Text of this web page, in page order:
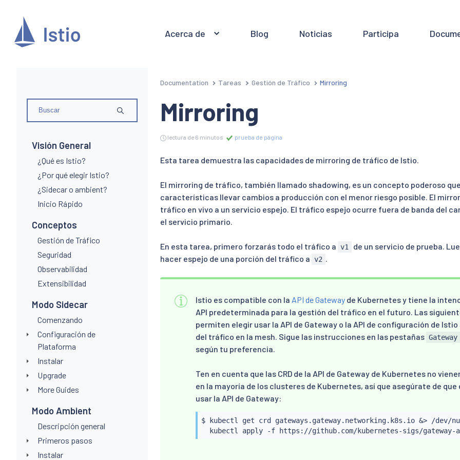
Acerca de Blog Noticias Participa
Visión General
¿Qué es Istio?
¿Por qué elegir Istio?
¿Sidecar o ambient?
Inicio Rápido
Conceptos
Gestión de Tráfico
Seguridad
Observabilidad
Extensibilidad
Modo Sidecar
Comenzando
Configuración de
Plataforma
Instalar
Upgrade
More Guides
Modo Ambient
Descripción general
Primeros pasos
Instalar
Documentation Tareas Gestión de Tráfico Mirroring
Mirroring
lectura de 6 minutos prueba de página
Esta tarea demuestra las capacidades de mirroring de tráfico de Istio.
El mirroring de tráfico, también llamado shadowing, es un concepto poderoso
características llevar cambios a producción con el menor riesgo posible. El
tráfico en vivo a un servicio espejo. El tráfico espejo ocurre fuera de banda del
el servicio primario.
En esta tarea, primero forzarás todo el tráfico a v1
de un servicio de prueba.
hacer espejo de una porción del tráfico a v2 .
Istio es compatible con la API de Gateway de Kubernetes y tiene la
API predeterminada para la gestión del tráfico en el futuro. Las
permiten elegir usar la API de Gateway o la API de configuración de
del tráfico en la mesh. Sigue las instrucciones en las pestañas
según tu preferencia.
Ten en cuenta que las CRD de la API de Gateway de Kubernetes no
en la mayoría de los clusteres de Kubernetes, así que asegúrate de
usar la API de Gateway:
$ kubectl get crd gateways.gateway.networking.k8s.io &> /dev/
kubectl